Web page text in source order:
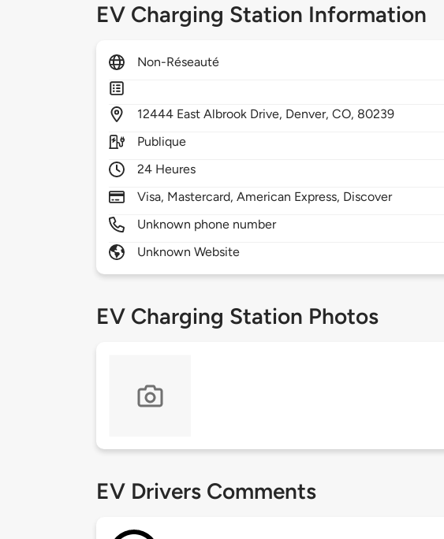
EV Charging Station Information
Non-Réseauté
12444 East Albrook Drive, Denver,CO, 80239
Publique
24 Heures
Visa, Mastercard, American Express, Discover
Unknown phone number
Unknown Website
EV Charging Station Photos
EV Drivers Comments